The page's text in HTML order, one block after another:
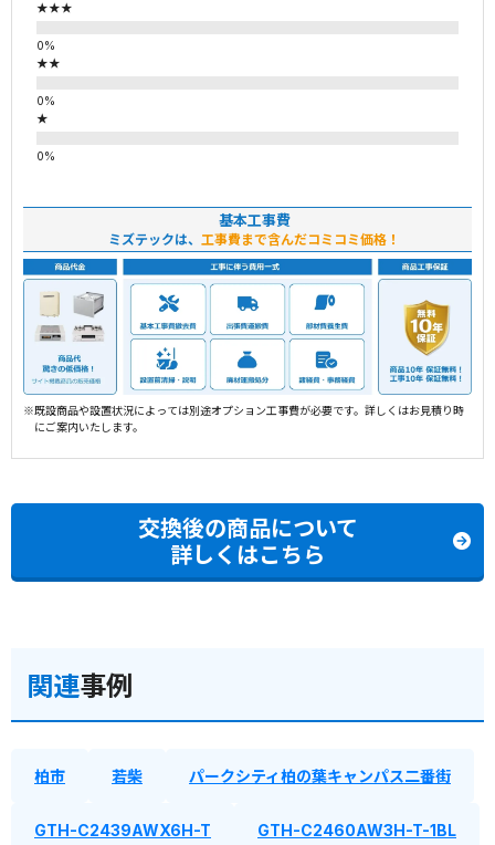
★★★
★★
★
基本工事費
ミズテックは、 工事費まで含んだコミコミ価格！
※既設商品や設置状況によっては別途オプション工事費が必要です。詳しくはお見積り時
にご案内いたします。
交換後の商品について
詳しくはこちら
関連事例
柏市 若柴 パークシティ柏の葉キャンパス二番街
GTH-C2439AWX6H-T GTH-C2460AW3H-T-1BL